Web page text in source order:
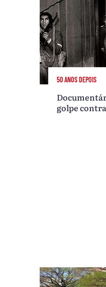
50 ANOS DEPOIS
golpe